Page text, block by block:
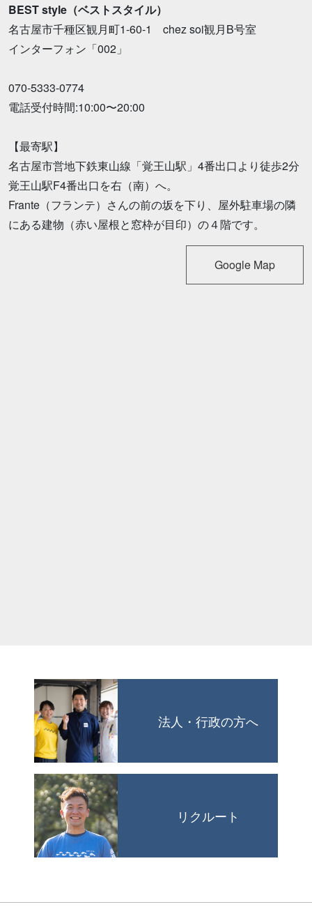
BEST style（ベストスタイル）
名古屋市千種区観月町1-60-1 chez soi観月B号室
インターフォン「002」
070-5333-0774
電話受付時間:10:00〜20:00
【最寄駅】
名古屋市営地下鉄東山線「覚王山駅」4番出口より徒歩2分
覚王山駅F4番出口を右（南）へ。
Frante（フランテ）さんの前の坂を下り、屋外駐車場の隣
にある建物（赤い屋根と窓枠が目印）の４階です。
Google Map
法人・行政の方へ
リクルート